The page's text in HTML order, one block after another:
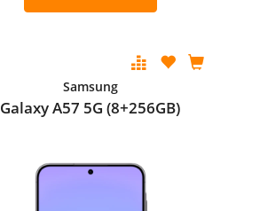
Samsung
Galaxy A57 5G (8+256GB)